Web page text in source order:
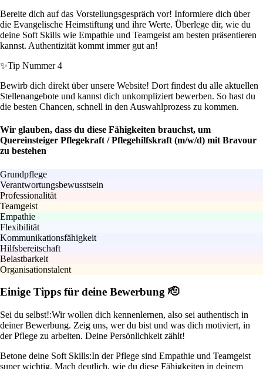
Bereite dich auf das Vorstellungsgespräch vor! Informiere dich über
die Evangelische Heimstiftung und ihre Werte. Überlege dir, wie du
deine Soft Skills wie Empathie und Teamgeist am besten präsentieren
kannst. Authentizität kommt immer gut an!
✨Tip Nummer 4
Bewirb dich direkt über unsere Website! Dort findest du alle aktuellen
Stellenangebote und kannst dich unkompliziert bewerben. So hast du
die besten Chancen, schnell in den Auswahlprozess zu kommen.
Wir glauben, dass du diese Fähigkeiten brauchst, um
Quereinsteiger Pflegekraft / Pflegehilfskraft (m/w/d) mit Bravour
zu bestehen
Grundpflege
Verantwortungsbewusstsein
Professionalität
Teamgeist
Empathie
Flexibilität
Kommunikationsfähigkeit
Hilfsbereitschaft
Belastbarkeit
Organisationstalent
Einige Tipps für deine Bewerbung 🫡
Sei du selbst!:Wir wollen dich kennenlernen, also sei authentisch in
deiner Bewerbung. Zeig uns, wer du bist und was dich motiviert, in
der Pflege zu arbeiten. Deine Persönlichkeit zählt!
Betone deine Soft Skills:In der Pflege sind Empathie und Teamgeist
super wichtig. Mach deutlich, wie du diese Fähigkeiten in deinem